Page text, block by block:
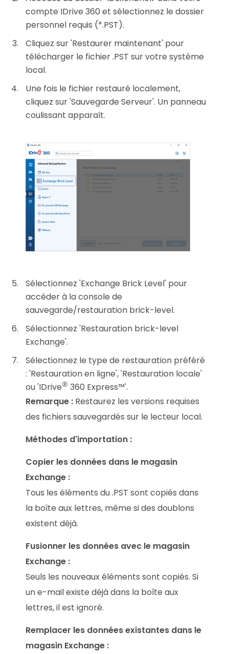
compte IDrive 360 et sélectionnez le dossier
personnel requis (*.PST).
Cliquez sur 'Restaurer maintenant' pour
télécharger le fichier .PST sur votre système
local.
Une fois le fichier restauré localement,
cliquez sur 'Sauvegarde Serveur'. Un panneau
coulissant apparaît.
Sélectionnez 'Exchange Brick Level' pour
accéder à la console de
sauvegarde/restauration brick-level.
Sélectionnez 'Restauration brick-level
Exchange'.
Sélectionnez le type de restauration préféré
: 'Restauration en ligne', 'Restauration locale'
ou 'IDrive® 360 Express™'.
Remarque : Restaurez les versions requises
des fichiers sauvegardés sur le lecteur local.
Méthodes d'importation :
Copier les données dans le magasin
Exchange :
Tous les éléments du .PST sont copiés dans
la boîte aux lettres, même si des doublons
existent déjà.
Fusionner les données avec le magasin
Exchange :
Seuls les nouveaux éléments sont copiés. Si
un e-mail existe déjà dans la boîte aux
lettres, il est ignoré.
Remplacer les données existantes dans le
magasin Exchange :